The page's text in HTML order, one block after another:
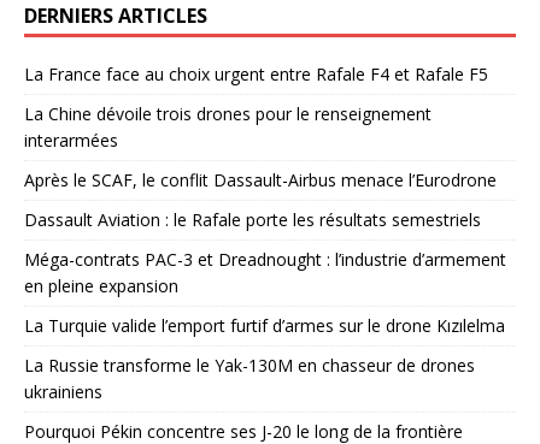
DERNIERS ARTICLES
La France face au choix urgent entre Rafale F4 et Rafale F5
La Chine dévoile trois drones pour le renseignement
interarmées
Après le SCAF, le conflit Dassault-Airbus menace l’Eurodrone
Dassault Aviation : le Rafale porte les résultats semestriels
Méga-contrats PAC-3 et Dreadnought : l’industrie d’armement
en pleine expansion
La Turquie valide l’emport furtif d’armes sur le drone Kızılelma
La Russie transforme le Yak-130M en chasseur de drones
ukrainiens
Pourquoi Pékin concentre ses J-20 le long de la frontière